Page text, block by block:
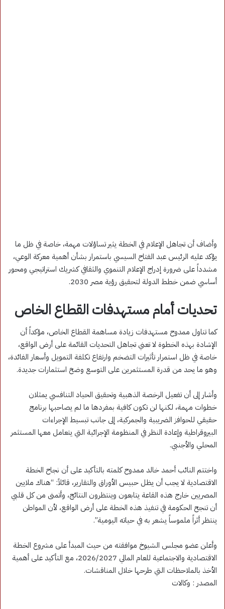
وأضاف أن تجاهل الإعلام في الخطة يثير تساؤلات مهمة، خاصة في ظل ما
يؤكد عليه الرئيس عبد الفتاح السيسي باستمرار بشأن أهمية معركة الوعي،
مشدداً على ضرورة إدراج الإعلام التنموي والثقافي كشريك استراتيجي ومحور
أساسي ضمن خطط الدولة لتحقيق رؤية مصر 2030.
تحديات أمام مستهدفات القطاع الخاص
كما تناول ممدوح مستهدفات زيادة مساهمة القطاع الخاص، مؤكداً أن
الإشادة بهذه الخطوة لا تعني تجاهل التحديات القائمة على أرض الواقع،
خاصة في ظل استمرار تأثيرات التضخم وارتفاع تكلفة التمويل وأسعار الفائدة،
وهو ما يحد من قدرة المستثمرين على التوسع وضخ استثمارات جديدة.
وأشار إلى أن تفعيل الرخصة الذهبية وتحقيق الحياد التنافسي يمثلان
خطوات مهمة، لكنها لن تكون كافية بمفردها ما لم يصاحبها برنامج
حقيقي للحوافز الضريبية والجمركية، إلى جانب تبسيط الإجراءات
البيروقراطية وإعادة النظر في المنظومة الإجرائية التي يتعامل معها المستثمر
المحلي والأجنبي.
واختتم النائب أحمد خالد ممدوح كلمته بالتأكيد على أن نجاح الخطة
الاقتصادية لا يجب أن يظل حبيس الأوراق والتقارير، قائلاً: “هناك ملايين
المصريين خارج هذه القاعة يتابعون وينتظرون النتائج، وأتمنى من كل قلبي
أن تنجح الحكومة في تنفيذ هذه الخطة على أرض الواقع، لأن المواطن
ينتظر أثراً ملموساً يشعر به في حياته اليومية”.
وأعلن عضو مجلس الشيوخ موافقته من حيث المبدأ على مشروع الخطة
الاقتصادية والاجتماعية للعام المالي 2026/2027، مع التأكيد على أهمية
الأخذ بالملاحظات التي طرحها خلال المناقشات.
المصدر : وكالات